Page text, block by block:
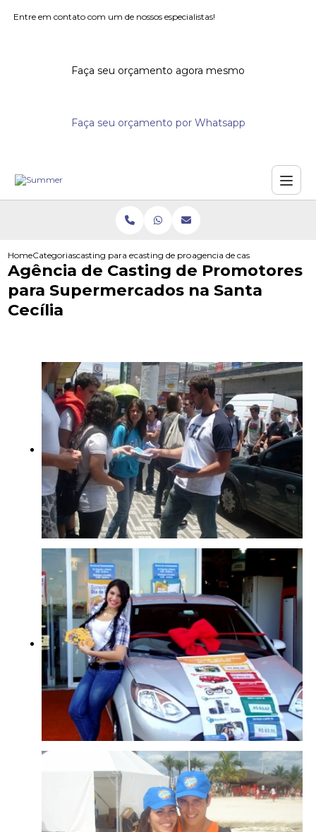
Entre em contato com um de nossos especialistas!
Faça seu orçamento agora mesmo
Faça seu orçamento por Whatsapp
HomeCategoriascasting para eventoscasting de promotores para supermercados
agencia de casting de
Agência de Casting de Promotores
para Supermercados na Santa
Cecília